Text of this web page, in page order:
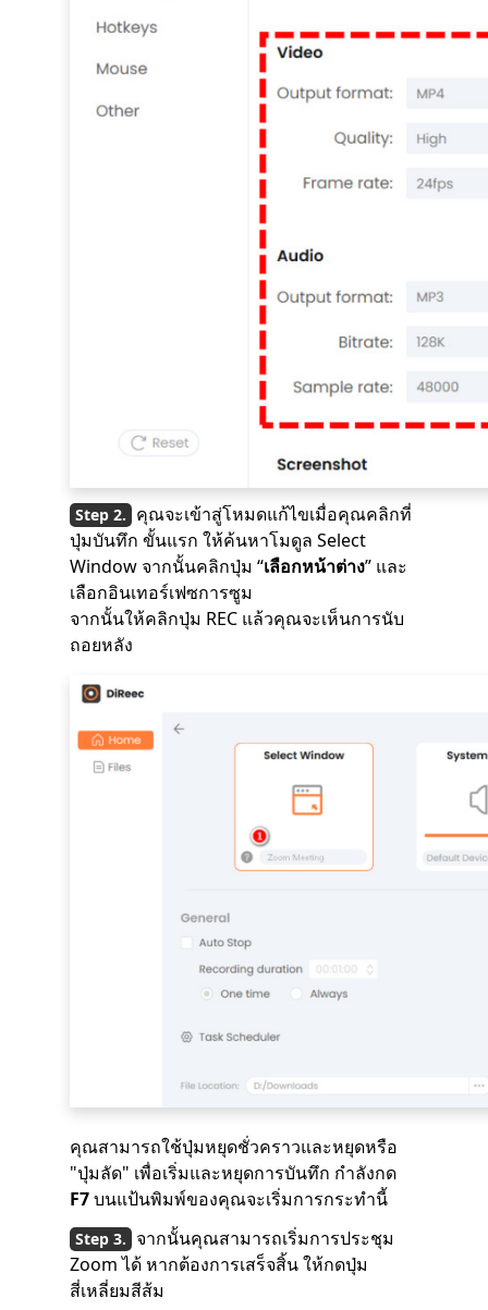
คุณจะเข้าสู่โหมดแก้ไขเมื่อคุณคลิกที่
ปุ่มบันทึก ขั้นแรก ให้ค้นหาโมดูล Select
Window จากนั้นคลิกปุ่ม “เลือกหน้าต่าง” และ
เลือกอินเทอร์เฟซการซูม
จากนั้นให้คลิกปุ่ม REC แล้วคุณจะเห็นการนับ
ถอยหลัง
คุณสามารถใช้ปุ่มหยุดชั่วคราวและหยุดหรือ
"ปุ่มลัด" เพื่อเริ่มและหยุดการบันทึก กำลังกด
F7บนแป้นพิมพ์ของคุณจะเริ่มการกระทำนี้
จากนั้นคุณสามารถเริ่มการประชุม
Zoom ได้ หากต้องการเสร็จสิ้น ให้กดปุ่ม
สี่เหลี่ยมสีส้ม